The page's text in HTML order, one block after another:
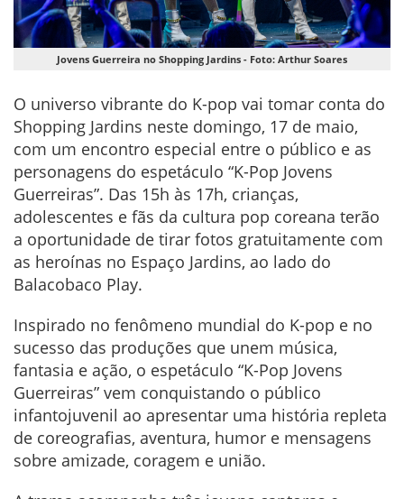
Jovens Guerreira no Shopping Jardins - Foto: Arthur Soares
O universo vibrante do K-pop vai tomar conta do
Shopping Jardins neste domingo, 17 de maio,
com um encontro especial entre o público e as
personagens do espetáculo “K-Pop Jovens
Guerreiras”. Das 15h às 17h, crianças,
adolescentes e fãs da cultura pop coreana terão
a oportunidade de tirar fotos gratuitamente com
as heroínas no Espaço Jardins, ao lado do
Balacobaco Play.
Inspirado no fenômeno mundial do K-pop e no
sucesso das produções que unem música,
fantasia e ação, o espetáculo “K-Pop Jovens
Guerreiras” vem conquistando o público
infantojuvenil ao apresentar uma história repleta
de coreografias, aventura, humor e mensagens
sobre amizade, coragem e união.